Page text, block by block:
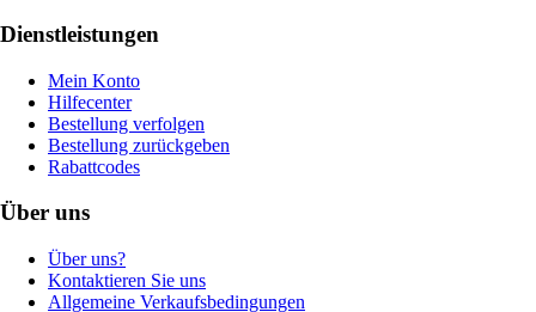
Dienstleistungen
Mein Konto
Hilfecenter
Bestellung verfolgen
Bestellung zurückgeben
Rabattcodes
Über uns
Über uns?
Kontaktieren Sie uns
Allgemeine Verkaufsbedingungen